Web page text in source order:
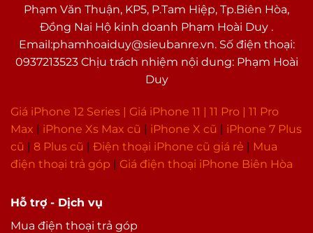
Hỗ trợ - Dịch vụ
Mua điện thoại trả góp
Phạm Văn Thuận, KP5, P.Tam Hiệp, Tp.Biên Hòa,
Đồng Nai Hộ kinh doanh Phạm Hoài Duy .
Email:phamhoaiduy@sieubanre.vn. Số điện thoại:
0937213523 Chịu trách nhiệm nội dung: Phạm Hoài
Duy
Giá iPhone 12 Series | Giá iPhone 11 | 11 Pro | 11 Pro
Max | iPhone Xs Max cũ | iPhone X cũ | iPhone 7 Plus
cũ | 8 Plus cũ | Điện thoại iPhone cũ giá rẻ | Mua
điện thoại trả góp | Giá điện thoại iPhone Biên Hòa